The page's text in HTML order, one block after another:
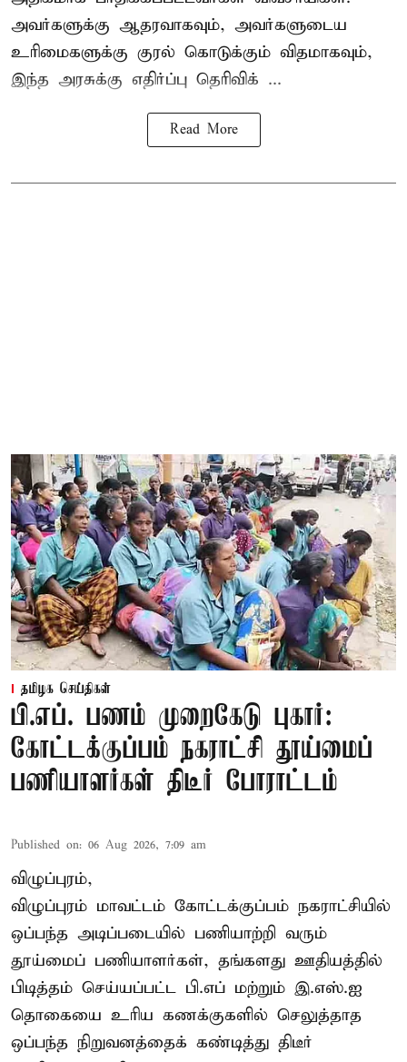
அவர்களுக்கு ஆதரவாகவும், அவர்களுடைய
உரிமைகளுக்கு குரல் கொடுக்கும் விதமாகவும்,
இந்த அரசுக்கு எதிர்ப்பு தெரிவிக் ...
Read More
தமிழக செய்திகள்
பி.எப். பணம் முறைகேடு புகார்:
கோட்டக்குப்பம் நகராட்சி தூய்மைப்
பணியாளர்கள் திடீர் போராட்டம்
Published on: 06 Aug 2026, 7:09 am
விழுப்புரம்,
விழுப்புரம் மாவட்டம் கோட்டக்குப்பம் நகராட்சியில்
ஒப்பந்த அடிப்படையில் பணியாற்றி வரும்
தூய்மைப் பணியாளர்கள், தங்களது ஊதியத்தில்
பிடித்தம் செய்யப்பட்ட பி.எப் மற்றும் இ.எஸ்.ஐ
தொகையை உரிய கணக்குகளில் செலுத்தாத
ஒப்பந்த நிறுவனத்தைக் கண்டித்து திடீர்